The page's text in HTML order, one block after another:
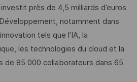
près de 4,5 milliards d’euros
notamment dans
tels que l’IA, la
les technologies du cloud et la
de 85 000 collaborateurs dans 65